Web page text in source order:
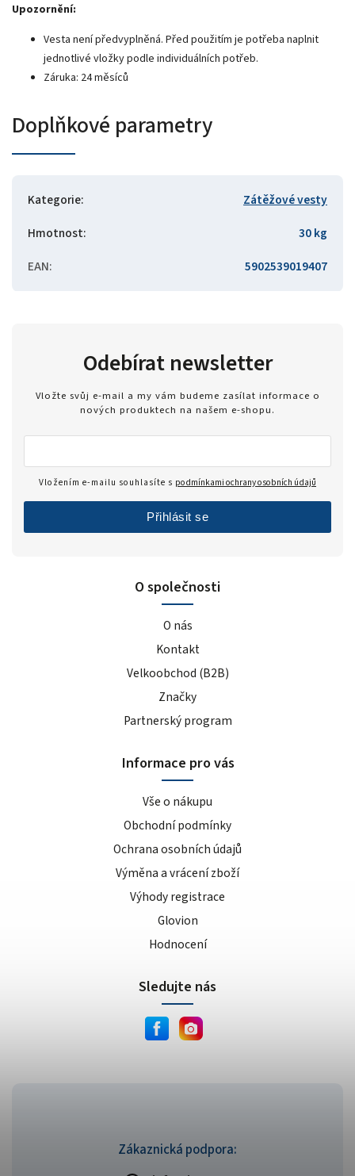
Upozornění:
Vesta není předvyplněná. Před použitím je potřeba naplnit
jednotlivé vložky podle individuálních potřeb.
Záruka: 24 měsíců
Doplňkové parametry
Kategorie:
Zátěžové vesty
Hmotnost:
30 kg
EAN: 5902539019407
Zákaznická podpora:
O společnosti
O nás
Kontakt
Velkoobchod (B2B)
Značky
Partnerský program
Informace pro vás
Vše o nákupu
Obchodní podmínky
Ochrana osobních údajů
Výměna a vrácení zboží
Výhody registrace
Glovion
Hodnocení
Odebírat newsletter
Vložte svůj e-mail a my vám budeme zasílat informace o
nových produktech na našem e-shopu.
Vložením e-mailu souhlasíte s podmínkami ochrany osobních údajů
Přihlásit se
Sledujte nás